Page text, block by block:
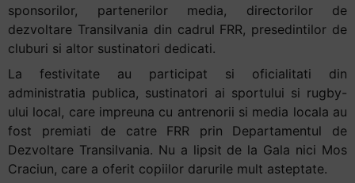
This
activates
the
screen
reader
to
help
sponsorilor, partenerilor media, directorilor de
dezvoltare Transilvania din cadrul FRR, presedintilor de
cluburi si altor sustinatori dedicati.
La festivitate au participat si oficialitati din
administratia publica, sustinatori ai sportului si rugby-
ului local, care impreuna cu antrenorii si media locala au
fost premiati de catre FRR prin Departamentul de
Dezvoltare Transilvania. Nu a lipsit de la Gala nici Mos
Craciun, care a oferit copiilor darurile mult asteptate.